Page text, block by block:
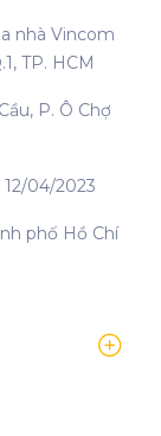
nhà Vincom
TP. HCM
P. Ô Chợ
04/2023
phố Hồ Chí